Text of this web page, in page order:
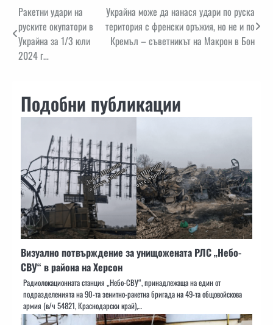
Навигация
Ракетни удари на
руските окупатори в
Украйна за 1/3 юли
2024 г…
Украйна може да нанася удари по руска
територия с френски оръжия, но не и по
Кремъл – съветникът на Макрон в Бон
Подобни публикации
Визуално потвърждение за унищожената РЛС „Небо-
СВУ“ в района на Херсон
Радиолокационната станция „Небо-СВУ“, принадлежаща на един от
подразделенията на 90-та зенитно-ракетна бригада на 49-та общовойскова
армия (в/ч 54821, Краснодарски край),…